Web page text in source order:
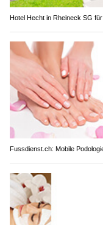
Hotel Hecht in Rheineck SG
Fussdienst.ch: Mobile